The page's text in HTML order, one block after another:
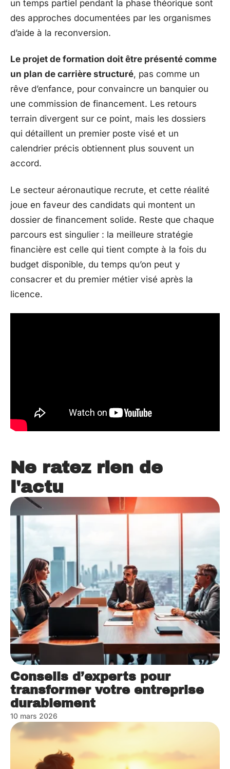
un temps partiel pendant la phase théorique sont
des approches documentées par les organismes
d’aide à la reconversion.
Le projet de formation doit être présenté comme
un plan de carrière structuré, pas comme un
rêve d’enfance, pour convaincre un banquier ou
une commission de financement. Les retours
terrain divergent sur ce point, mais les dossiers
qui détaillent un premier poste visé et un
calendrier précis obtiennent plus souvent un
accord.
Le secteur aéronautique recrute, et cette réalité
joue en faveur des candidats qui montent un
dossier de financement solide. Reste que chaque
parcours est singulier : la meilleure stratégie
financière est celle qui tient compte à la fois du
budget disponible, du temps qu’on peut y
consacrer et du premier métier visé après la
licence.
Ne ratez rien de
l'actu
Conseils d’experts pour
transformer votre entreprise
durablement
10 mars 2026